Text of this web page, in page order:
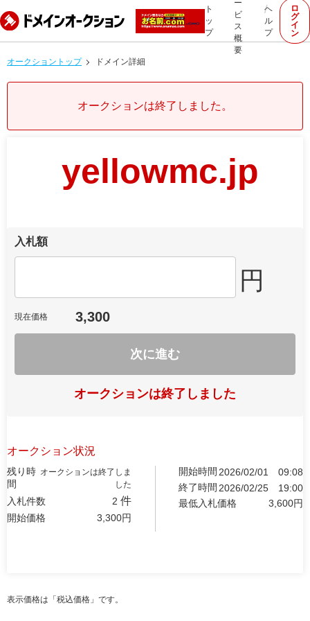
ト
ッ
プ
ー
ビ
ス
概
要
ヘ
ル
プ
ロ
グ
イ
ン
オークショントップ ドメイン詳細
オークションは終了しました。
yellowmc.jp
入札額
円
現在価格 3,300
次に進む
オークションは終了しました
オークション状況
残り時
間
オークションは終了しま
した
入札件数 2 件
開始価格 3,300円
開始時間 2026/02/01
09:08
終了時間 2026/02/25
19:00
最低入札価格
3,600円
表示価格は「税込価格」です。